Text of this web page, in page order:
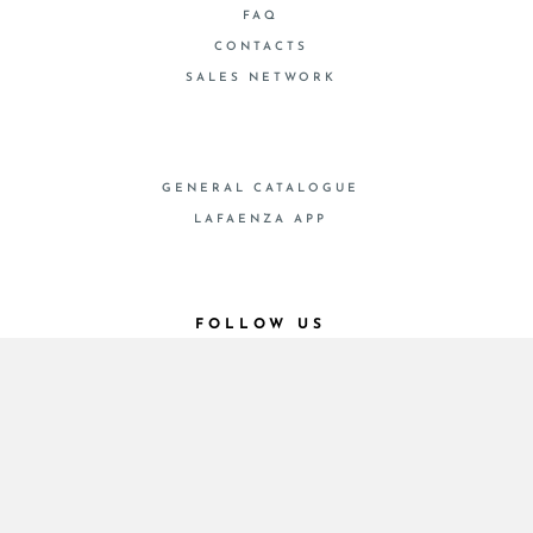
FAQ
CONTACTS
SALES NETWORK
GENERAL CATALOGUE
LAFAENZA APP
FOLLOW US